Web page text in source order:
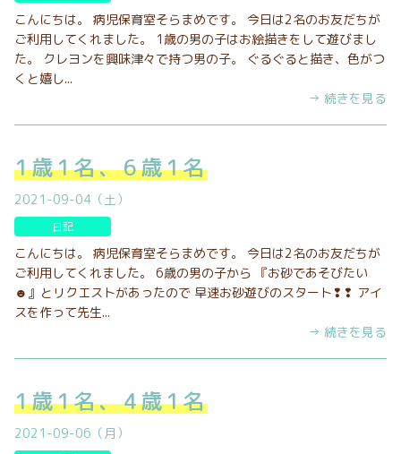
こんにちは。 病児保育室そらまめです。 今日は2名のお友だちが
ご利用してくれました。 1歳の男の子はお絵描きをして遊びまし
た。 クレヨンを興味津々で持つ男の子。 ぐるぐると描き、色がつ
くと嬉し...
→ 続きを見る
1歳1名、6歳1名
2021-09-04（土）
日記
こんにちは。 病児保育室そらまめです。 今日は2名のお友だちが
ご利用してくれました。 6歳の男の子から 『お砂であそびたい
☻』とリクエストがあったので 早速お砂遊びのスタート❢❢ アイ
スを作って先生...
→ 続きを見る
1歳1名、4歳1名
2021-09-06（月）